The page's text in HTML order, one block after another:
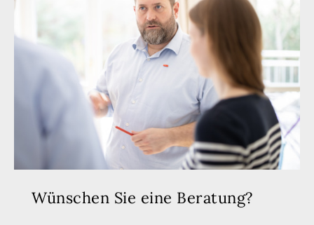
Wünschen Sie eine Beratung?